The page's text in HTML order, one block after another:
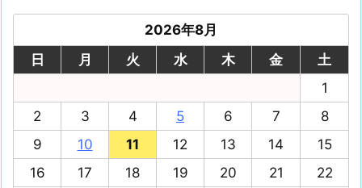
2026年8月
日
月 火 水 木 金
土
1
2
3 4 5 6 7
8
9
10 11 12 13 14
15
16
17 18 19 20 21
22